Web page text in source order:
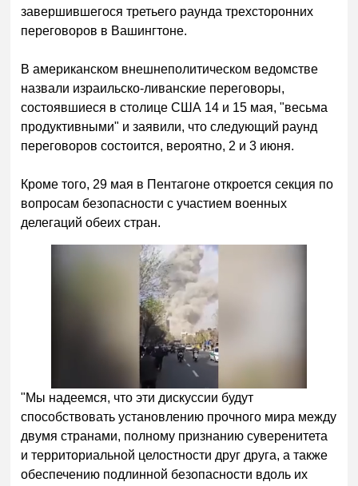
завершившегося третьего раунда трехсторонних
переговоров в Вашингтоне.
В американском внешнеполитическом ведомстве
назвали израильско-ливанские переговоры,
состоявшиеся в столице США 14 и 15 мая, "весьма
продуктивными" и заявили, что следующий раунд
переговоров состоится, вероятно, 2 и 3 июня.
Кроме того, 29 мая в Пентагоне откроется секция по
вопросам безопасности с участием военных
делегаций обеих стран.
"Мы надеемся, что эти дискуссии будут
способствовать установлению прочного мира между
двумя странами, полному признанию суверенитета
и территориальной целостности друг друга, а также
обеспечению подлинной безопасности вдоль их